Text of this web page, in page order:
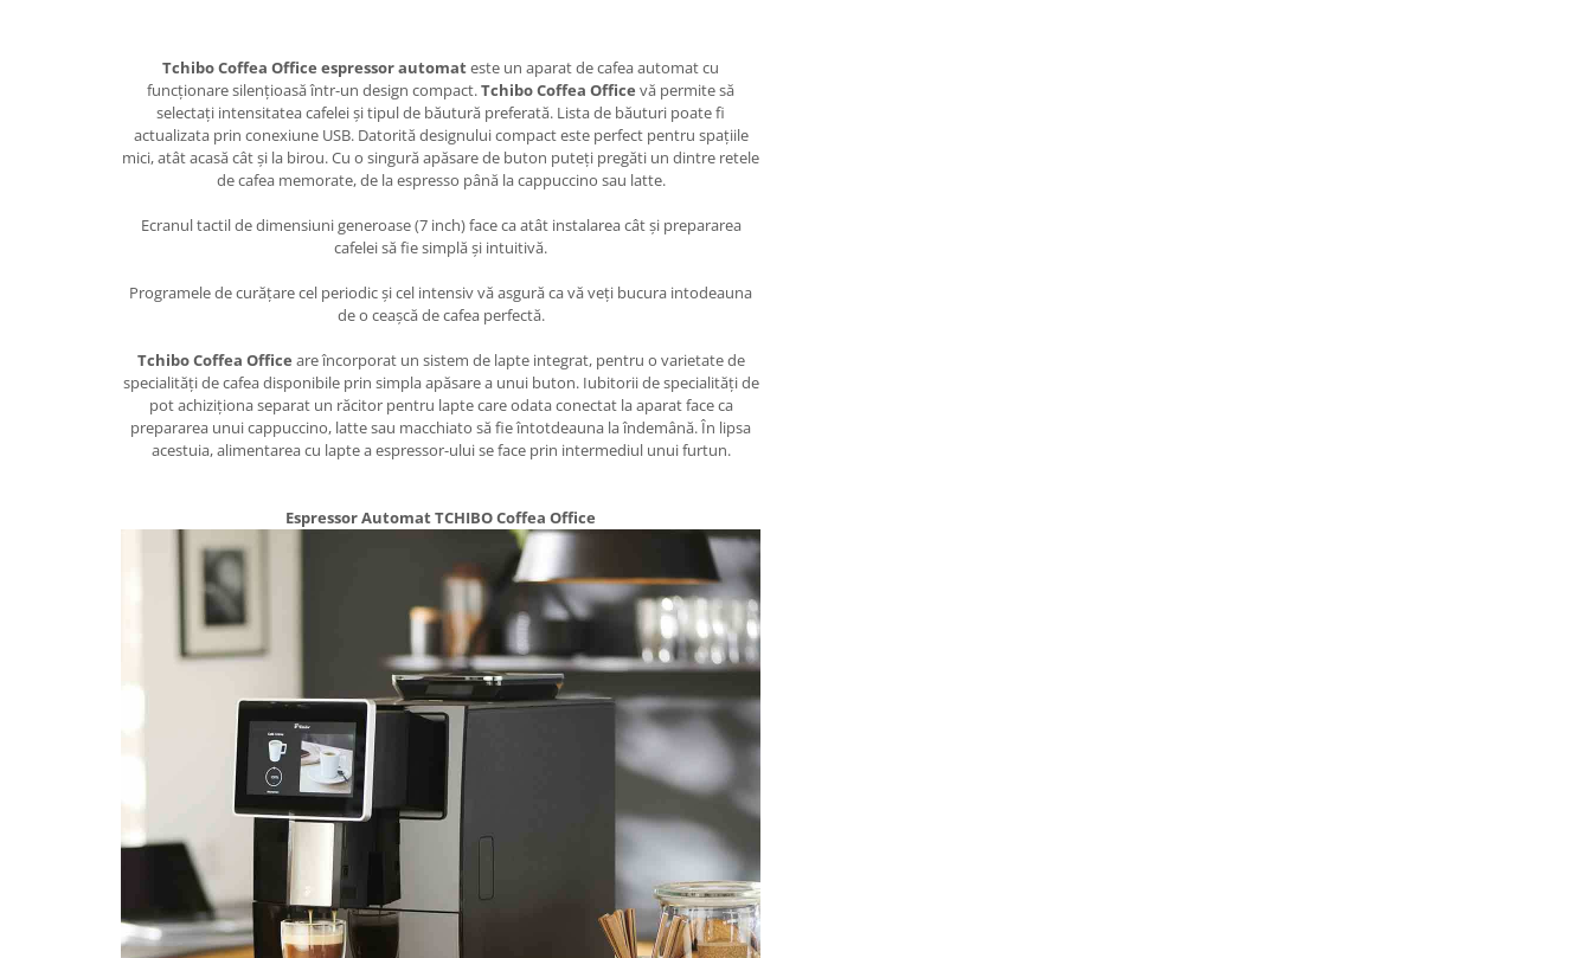
Tchibo Coffea Office espressor automateste un aparat de cafea automat cu
funcționare silențioasă într-un design compact.Tchibo Coffea Office vă permite să
selectați intensitatea cafelei și tipul de băutură preferată. Lista de băuturi poate fi
actualizata prin conexiune USB. Datorită designului compact este perfect pentru spațiile
mici, atât acasă cât și la birou. Cu o singură apăsare de buton puteți pregăti un dintre retele
de cafea memorate, de la espresso până la cappuccino sau latte.
Ecranul tactil de dimensiuni generoase (7 inch) face ca atât instalarea cât și prepararea
cafelei să fie simplă și intuitivă.
Programele de curățare cel periodic și cel intensiv vă asgură ca vă veți bucura intodeauna
de o ceașcă de cafea perfectă.
Tchibo Coffea Office are încorporat un sistem de lapte integrat, pentru o varietate de
specialități de cafea disponibile prin simpla apăsare a unui buton. Iubitorii de specialități de
pot achiziționa separat un răcitor pentru lapte care odata conectat la aparat face ca
prepararea unui cappuccino, latte sau macchiato să fie întotdeauna la îndemână. În lipsa
acestuia, alimentarea cu lapte a espressor-ului se face prin intermediul unui furtun.
Espressor Automat TCHIBO Coffea Office